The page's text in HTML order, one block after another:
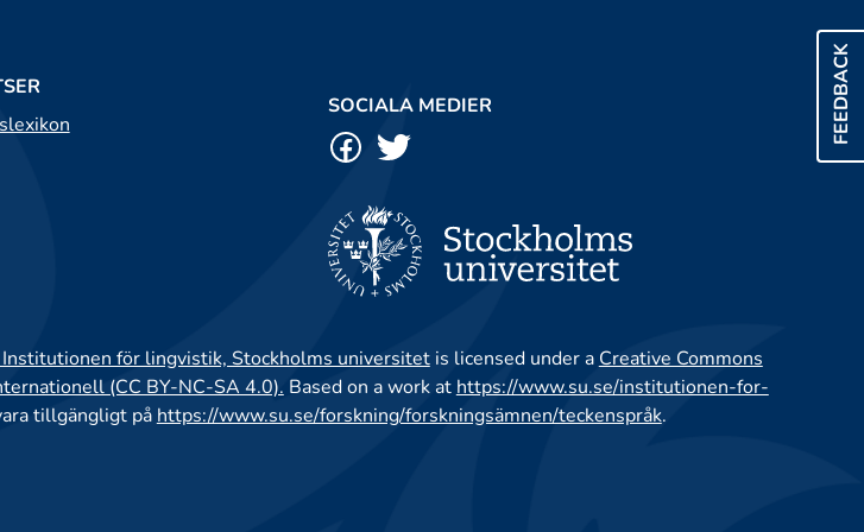
FEEDBACK
SOCIALA MEDIER
för lingvistik, Stockholms universitetis licensed under a Creative Commons
(CC BY-NC-SA 4.0). Based on a work at https://www.su.se/institutionen-for-
tillgängligt på https://www.su.se/forskning/forskningsämnen/teckenspråk.